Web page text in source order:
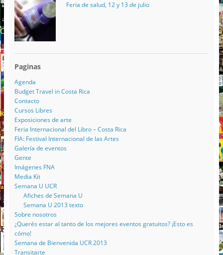
Feria de salud, 12 y 13 de julio
Paginas
Agenda
Budget Travel in Costa Rica
Contacto
Cursos Libres
Exposiciones de arte
Feria Internacional del Libro – Costa Rica
FIA: Festival Internacional de las Artes
Galería de eventos
Gente
Imágenes FNA
Media Kit
Semana U UCR
Afiches de Semana U
Semana U 2013 texto
Sobre nosotros
¿Querés estar al tanto de los mejores eventos gratuitos? ¡Esto es
cómo!
Semana de Bienvenida UCR 2013
Transitarte